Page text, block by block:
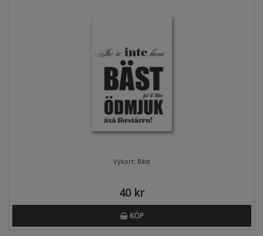
Vykort: Bäst
40 kr
KÖP